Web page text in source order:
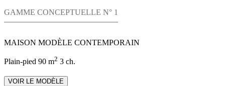
GAMME CONCEPTUELLE N° 1
MAISON MODÈLE CONTEMPORAIN
Plain-pied 90 m2 3 ch.
VOIR LE MODÈLE